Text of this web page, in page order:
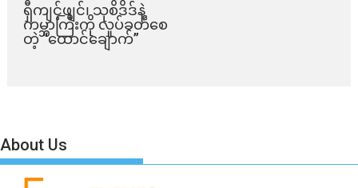
ရှီကျင့်ဖျင်၊ သုစိဒိဒ်နဲ့
ကမ္ဘာကြီးကို လှုပ်ခတ်စေ
တဲ့ “ထောင်ချောက်”
About Us